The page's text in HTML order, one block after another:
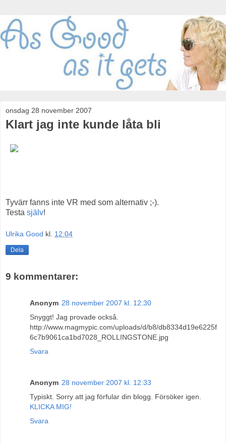
onsdag 28 november 2007
Klart jag inte kunde låta bli
Tyvärr fanns inte VR med som alternativ ;-).
Testa själv!
Ulrika Good kl. 12:04
Dela
9 kommentarer:
Anonym 28 november 2007 kl. 12:30
Snyggt! Jag provade också.
http://www.magmypic.com/uploads/d/b8/db8334d19e6225f
6c7b9061ca1bd7028_ROLLINGSTONE.jpg
Svara
Anonym 28 november 2007 kl. 12:33
Typiskt. Sorry att jag förfular din blogg. Försöker igen.
KLICKA MIG!
Svara